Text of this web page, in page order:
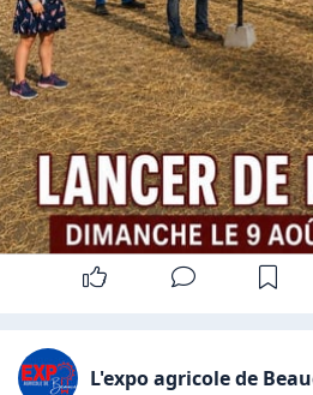
L'expo agricole de